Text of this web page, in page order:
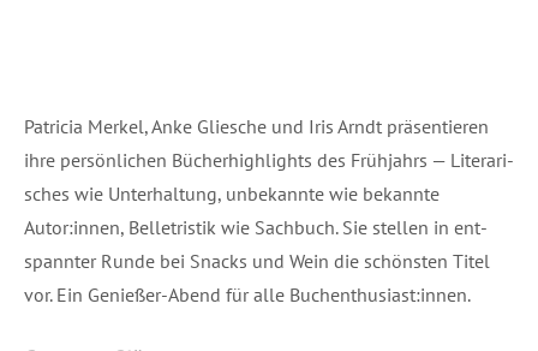
Patri­cia Mer­kel, Anke Gliesche und Iris Arndt prä­sen­tie­ren
ihre per­sön­li­chen Büch­er­high­lights des Früh­jahrs — Lite­ra­ri­
sches wie Unter­hal­tung, unbe­kann­te wie bekann­te
Autor:innen, Bel­le­tris­tik wie Sach­buch. Sie stel­len in ent­
spann­ter Run­de bei Snacks und Wein die schöns­ten Titel
vor. Ein Genie­ßer-Abend für alle Buchenthusiast:innen.